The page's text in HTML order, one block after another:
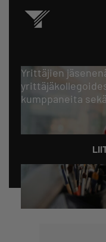
Yrittäjien
kumppaneita